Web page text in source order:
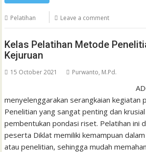
Pelatihan Leave a comment
Kelas Pelatihan Metode
Kejuruan
15 October 2021 Purwanto, M.Pd.
menyelenggarakan serangkaian kegiatan
Penelitian yang sangat penting dan
pembentukan pondasi riset. Pelatihan ini
peserta Diklat memiliki kemampuan
atau penelitian, sehingga mudah